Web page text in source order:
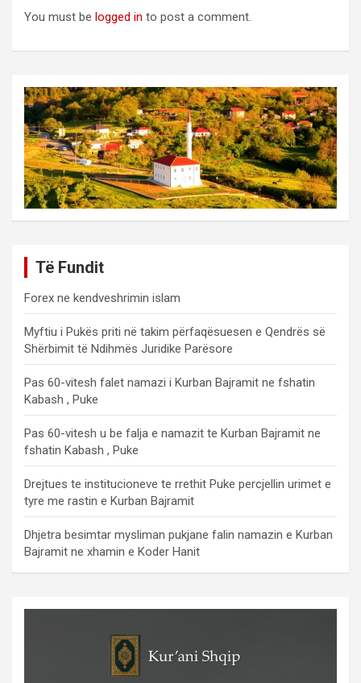
You must be logged in to post a comment.
Të Fundit
Forex ne kendveshrimin islam
Myftiu i Pukës priti në takim përfaqësuesen e Qendrës së
Shërbimit të Ndihmës Juridike Parësore
Pas 60-vitesh falet namazi i Kurban Bajramit ne fshatin
Kabash , Puke
Pas 60-vitesh u be falja e namazit te Kurban Bajramit ne
fshatin Kabash , Puke
Drejtues te institucioneve te rrethit Puke percjellin urimet e
tyre me rastin e Kurban Bajramit
Dhjetra besimtar mysliman pukjane falin namazin e Kurban
Bajramit ne xhamin e Koder Hanit